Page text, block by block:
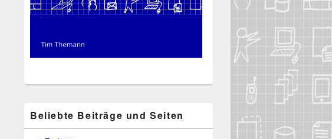
Beliebte Beiträge und Seiten